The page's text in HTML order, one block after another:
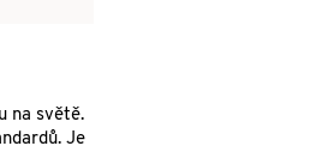
na světě.
Je